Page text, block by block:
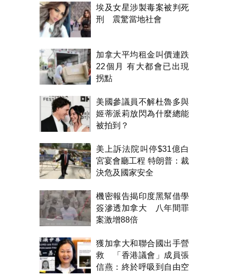
埃及女星涉製毒案被判死
刑 震驚當地社會
加拿大平均租金叫價連跌
22個月 有大都會已出現
拐點
美國參議員不解杜魯多與
姬蒂派莉放閃為什麼總能
被拍到？
美上訴法院叫停$31億白
宮宴會廳工程 特朗普：裁
決危及國家安全
機密報告揭印度黑幫借學
簽滲透加拿大 八年間罪
案激增88倍
獲加拿大和聯合國出手營
救 「香港議會」成員張
信燕：終於呼吸到自由空